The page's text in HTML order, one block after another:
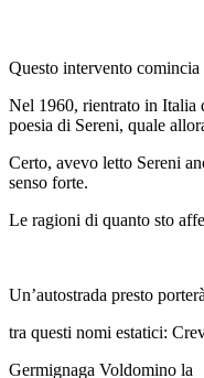
Questo intervento
Nel 1960, rientrato in Italia
poesia di Sereni, quale
Certo, avevo letto Sereni
senso forte.
Le ragioni di quanto sto
Un’autostrada presto
tra questi nomi estatici:
Germignaga Voldomino la